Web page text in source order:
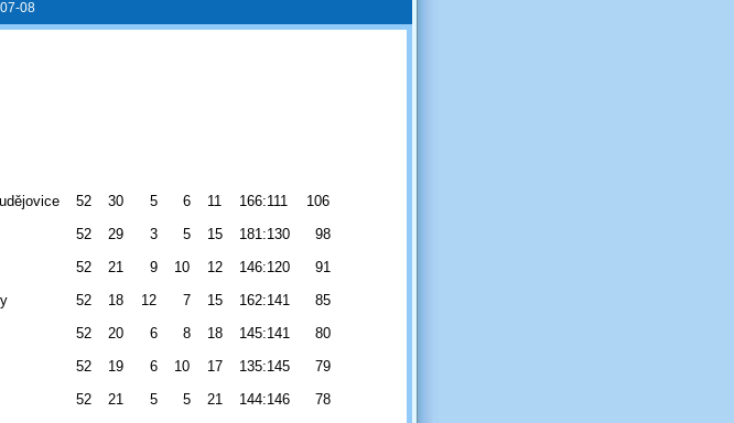
08
52 30 5 6 11 166:111
106
52 29 3 5 15 181:130
98
52 21 9 10 12 146:120
91
52 18 12 7 15 162:141
85
52 20 6 8 18 145:141
80
52 19 6 10 17 135:145
79
52 21 5 5 21 144:146
78